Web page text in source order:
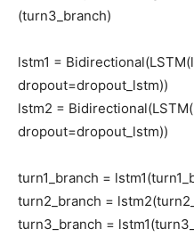
(turn3_branch)
lstm1 =
dropout=dropout_lstm))
lstm2 =
dropout=dropout_lstm))
turn1_branch =
turn2_branch =
turn3_branch =